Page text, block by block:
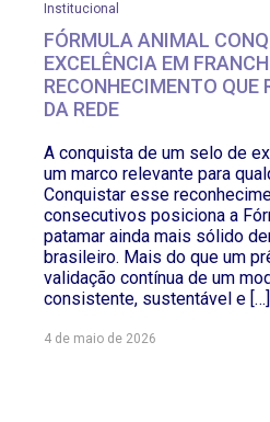
Institucional
FÓRMULA ANIMAL
EXCELÊNCIA EM
RECONHECIMENTO QUE
DA REDE
A conquista de um selo de
um marco relevante para
Conquistar esse
consecutivos posiciona a
patamar ainda mais sólido
brasileiro. Mais do que um
validação contínua de um
consistente, sustentável e […]
4 de maio de 2026